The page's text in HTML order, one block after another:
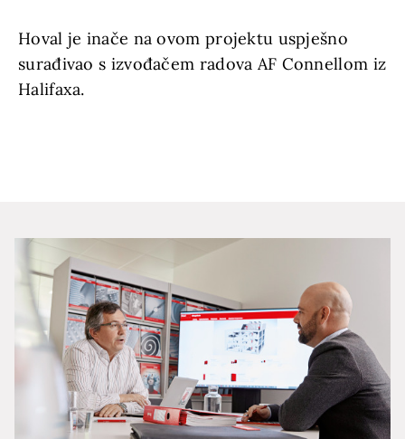
Hoval je inače na ovom projektu uspješno
surađivao s izvođačem radova AF Connellom iz
Halifaxa.